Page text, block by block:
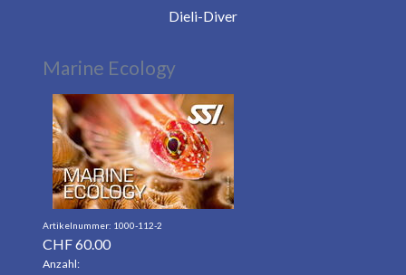
Dieli-Diver
Marine Ecology
1000-112-2
CHF60.00
Anzahl: